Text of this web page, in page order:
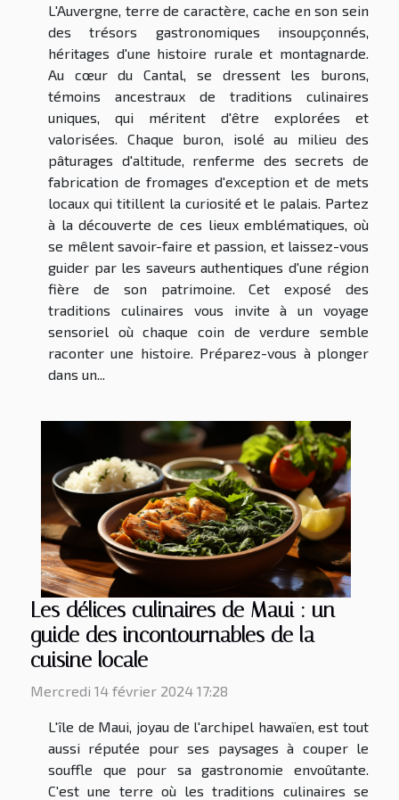
L'Auvergne, terre de caractère, cache en son sein
des trésors gastronomiques insoupçonnés,
héritages d'une histoire rurale et montagnarde.
Au cœur du Cantal, se dressent les burons,
témoins ancestraux de traditions culinaires
uniques, qui méritent d'être explorées et
valorisées. Chaque buron, isolé au milieu des
pâturages d'altitude, renferme des secrets de
fabrication de fromages d'exception et de mets
locaux qui titillent la curiosité et le palais. Partez
à la découverte de ces lieux emblématiques, où
se mêlent savoir-faire et passion, et laissez-vous
guider par les saveurs authentiques d'une région
fière de son patrimoine. Cet exposé des
traditions culinaires vous invite à un voyage
sensoriel où chaque coin de verdure semble
raconter une histoire. Préparez-vous à plonger
dans un...
Les délices culinaires de Maui : un
guide des incontournables de la
cuisine locale
Mercredi 14 février 2024 17:28
L'île de Maui, joyau de l'archipel hawaïen, est tout
aussi réputée pour ses paysages à couper le
souffle que pour sa gastronomie envoûtante.
C'est une terre où les traditions culinaires se